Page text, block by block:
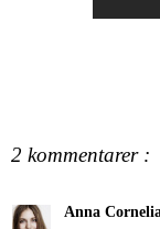
2 kommentarer :
Anna